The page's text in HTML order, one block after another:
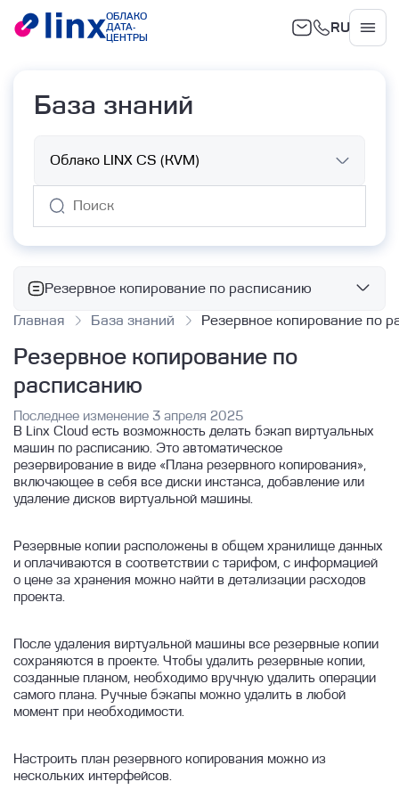
ОБЛАКО
ДАТА-
ЦЕНТРЫ
RU
Облако
База знаний
Резервное копирование по расписанию
Базовые сервисы
Облачные вычисления
Работа с ВМ с помощью Terraform
Управление сетями и группами
безопасности
Создание ВМ с помощью Terraform
Создание VPN соединения
Быстрый старт работы с виртуальной
машиной
Управление ВМ
Журнал событий инстанса
Удаление инстанса
Установка пароля инстанса
Запуск, остановка и перезагрузка ВМ
Подключение сети к ВМ
VNC консоль
Подключение к виртуальной машине
Подключение к Linux ВМ
Быстрое создание ВМ
Резервное копирование облачных
инстансов
Устранение проблем
Управление резервными копиями ВМ
Резервное копирование по стратегии
GFS
Диски
Шифрование диска
Отсоединение root диска
Создание образа из диска инстанса
Логины и пароли образов ВМ
Файловое хранилище
Операции с файловым хранилищем
Миграция
Главная База знаний Резервное копирование по
Резервное копирование по
расписанию
Последнее изменение 3 апреля 2025
В Linx Cloud есть возможность делать бэкап виртуальных
машин по расписанию. Это автоматическое
резервирование в виде «Плана резервного копирования»,
включающее в себя все диски инстанса, добавление или
удаление дисков виртуальной машины.
Резервные копии расположены в общем хранилище данных
и оплачиваются в соответствии с тарифом, с информацией
о цене за хранения можно найти в детализации расходов
проекта.
После удаления виртуальной машины все резервные копии
сохраняются в проекте. Чтобы удалить резервные копии,
созданные планом, необходимо вручную удалить операции
самого плана. Ручные бэкапы можно удалить в любой
момент при необходимости.
Настроить план резервного копирования можно из
нескольких интерфейсов.